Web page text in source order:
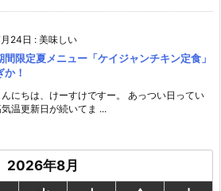
24日 : 美味しい
間限定夏メニュー「ケイジャンチキン定食」
！
んにちは、けーすけですー。 あっつい日ってい
温更新日が続いてま ...
2026年8月